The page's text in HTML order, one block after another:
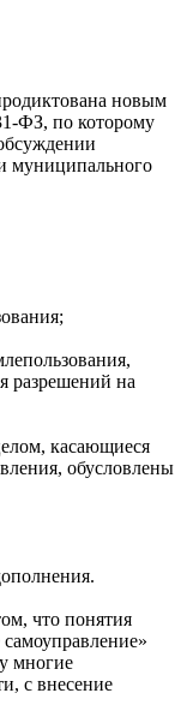
новым
ФЗ, по которому
муниципального
разрешений на
касающиеся
обусловлены
что понятия
многие
с внесение